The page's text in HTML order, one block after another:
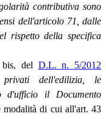
contributiva sono
dell'articolo 71, dalle
rispetto della specifica
del D.L. n. 5/2012
dell'edilizia, le
d'ufficio il Documento
modalità di cui all'art. 43